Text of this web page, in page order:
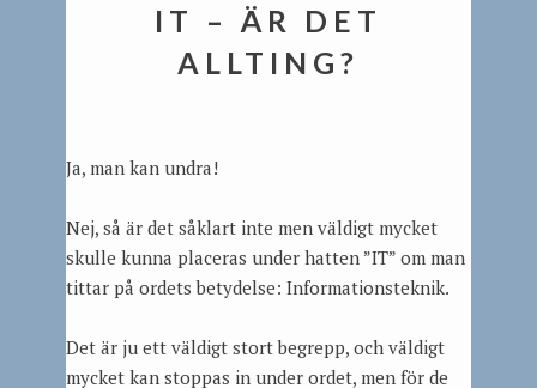
IT – ÄR DET
ALLTING?
Ja, man kan undra!
Nej, så är det såklart inte men väldigt mycket
skulle kunna placeras under hatten ”IT” om man
tittar på ordets betydelse: Informationsteknik.
Det är ju ett väldigt stort begrepp, och väldigt
mycket kan stoppas in under ordet, men för de